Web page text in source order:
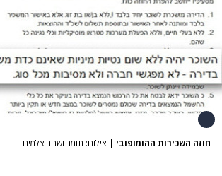
חוזה השכירות ההומופובי | צילום: תומר ושחר צלמים